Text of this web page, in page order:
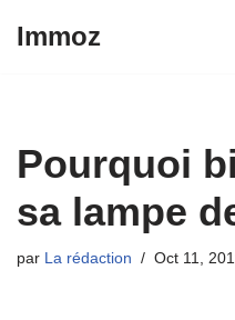
Immoz
Pourquoi
sa lampe
par La rédaction Oct 11,